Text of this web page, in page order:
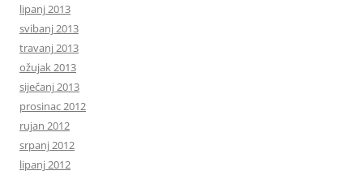
lipanj 2013
svibanj 2013
travanj 2013
ožujak 2013
siječanj 2013
prosinac 2012
rujan 2012
srpanj 2012
lipanj 2012